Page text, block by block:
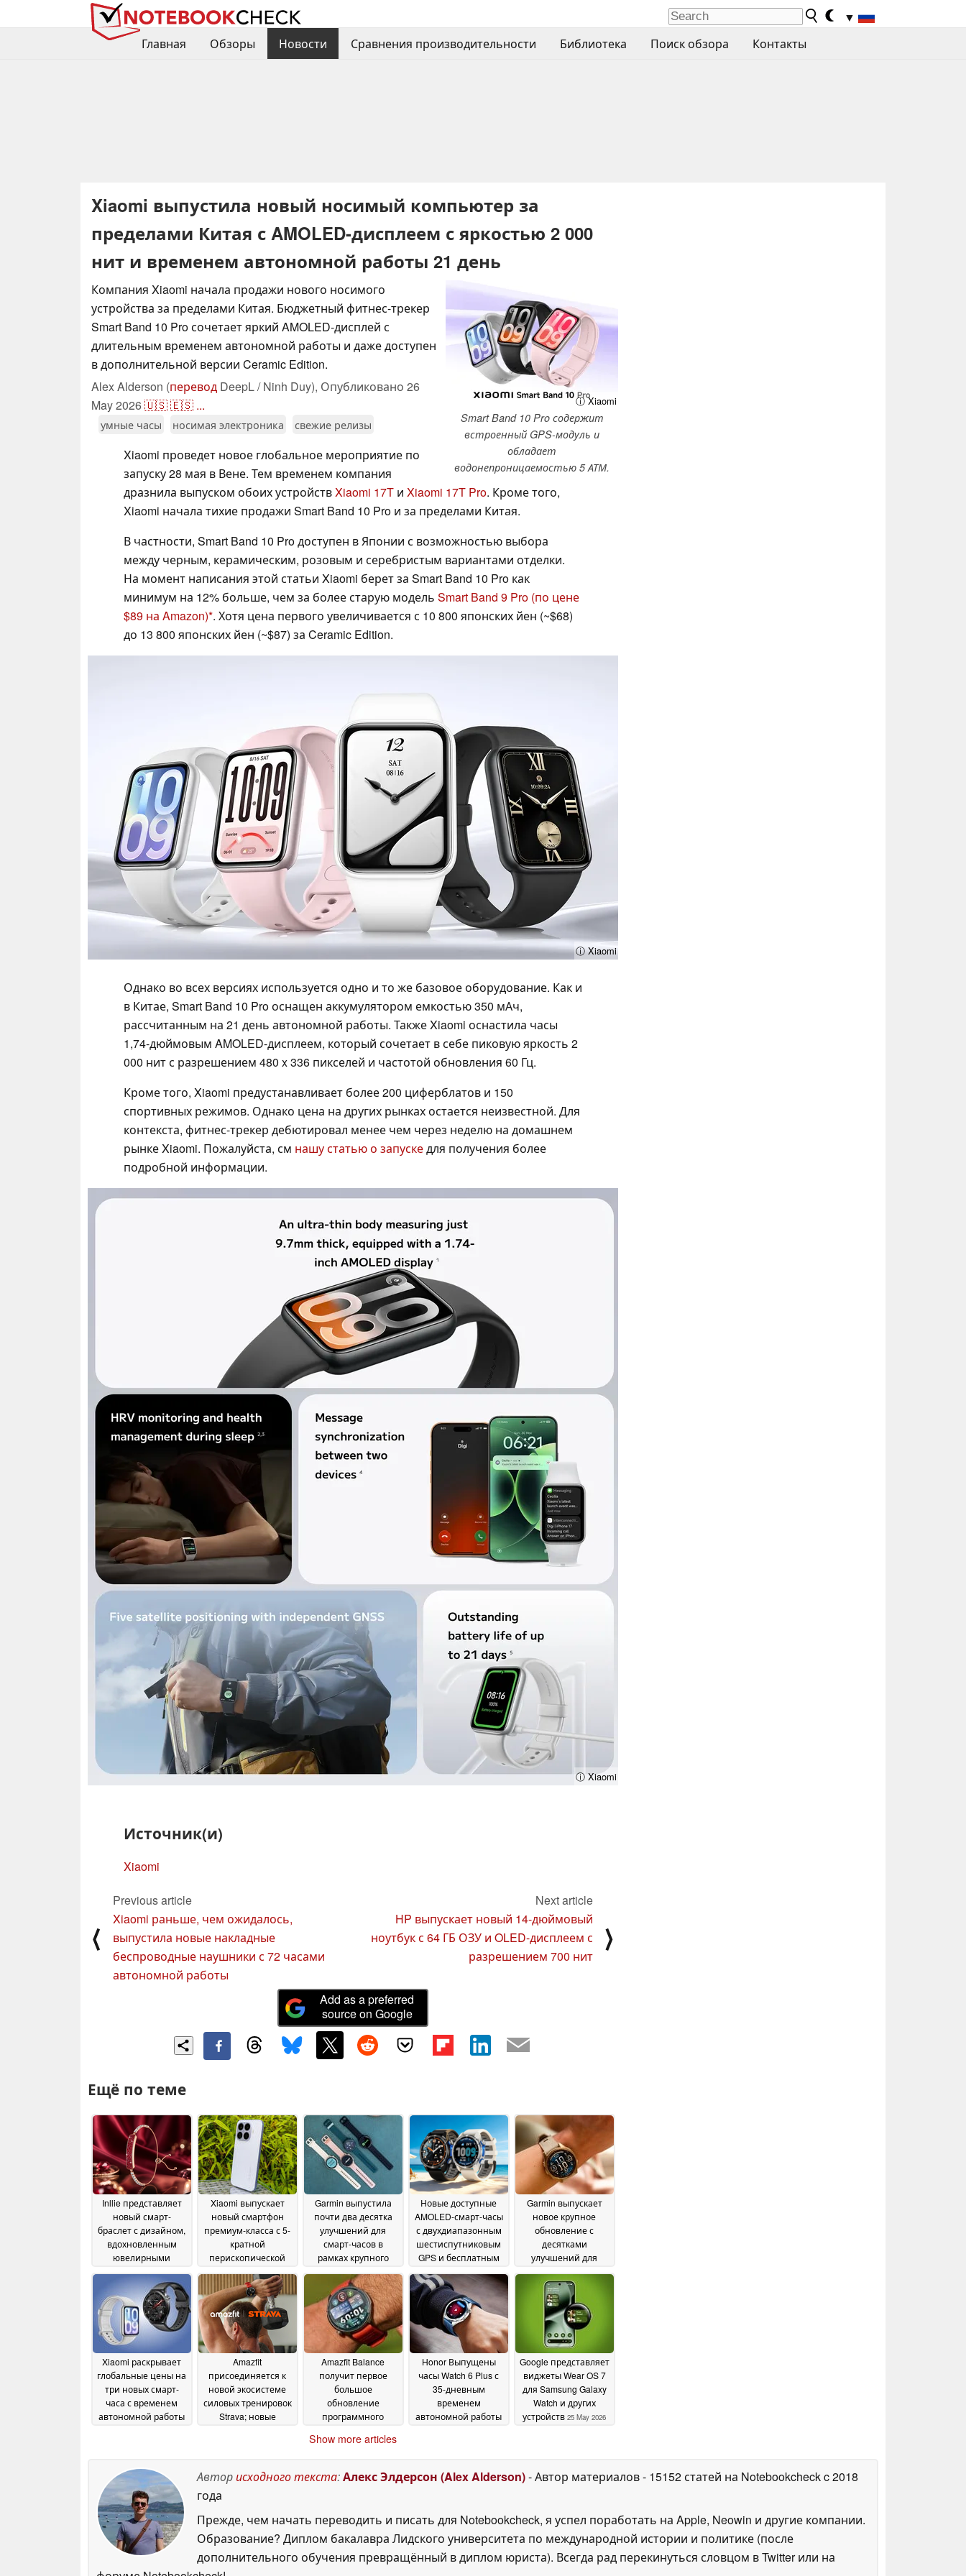
▼
Главная
Обзоры Новости Сравнения производительности Библиотека Поиск обзора Контакты
Xiaomi выпустила новый носимый компьютер за
пределами Китая с AMOLED-дисплеем с яркостью 2 000
нит и временем автономной работы 21 день
ⓘ Xiaomi
Smart Band 10 Pro содержит
встроенный GPS-модуль и
обладает
водонепроницаемостью 5 АТМ.
Компания Xiaomi начала продажи нового носимого
устройства за пределами Китая. Бюджетный фитнес-трекер
Smart Band 10 Pro сочетает яркий AMOLED-дисплей с
длительным временем автономной работы и даже доступен
в дополнительной версии Ceramic Edition.
Alex Alderson (перевод DeepL / Ninh Duy), Опубликовано 26
May 2026🇺🇸🇪🇸 ...
умные часы носимая электроника свежие релизы
Xiaomi проведет новое глобальное мероприятие по
запуску 28 мая в Вене. Тем временем компания
дразнила выпуском обоих устройствXiaomi 17T и Xiaomi 17T Pro. Кроме того,
Xiaomi начала тихие продажи Smart Band 10 Pro и за пределами Китая.
В частности, Smart Band 10 Pro доступен в Японии с возможностью выбора
между черным, керамическим, розовым и серебристым вариантами отделки.
На момент написания этой статьи Xiaomi берет за Smart Band 10 Pro как
минимум на 12% больше, чем за более старую модель Smart Band 9 Pro (по цене
$89 на Amazon) . Хотя цена первого увеличивается с 10 800 японских йен (~$68)
до 13 800 японских йен (~$87) за Ceramic Edition.
ⓘ Xiaomi
Однако во всех версиях используется одно и то же базовое оборудование. Как и
в Китае, Smart Band 10 Pro оснащен аккумулятором емкостью 350 мАч,
рассчитанным на 21 день автономной работы. Также Xiaomi оснастила часы
1,74-дюймовым AMOLED-дисплеем, который сочетает в себе пиковую яркость 2
000 нит с разрешением 480 x 336 пикселей и частотой обновления 60 Гц.
Кроме того, Xiaomi предустанавливает более 200 циферблатов и 150
спортивных режимов. Однако цена на других рынках остается неизвестной. Для
контекста, фитнес-трекер дебютировал менее чем через неделю на домашнем
рынке Xiaomi. Пожалуйста, см нашу статью о запускедля получения более
подробной информации.
ⓘ Xiaomi
Источник(и)
Xiaomi
⟨
Previous article
Xiaomi раньше, чем ожидалось,
выпустила новые накладные
беспроводные наушники с 72 часами
автономной работы
Next article
HP выпускает новый 14-дюймовый
ноутбук с 64 ГБ ОЗУ и OLED-дисплеем с
разрешением 700 нит
⟩
Add as a preferred
source on Google
Ещё по теме
Inllie представляет
новый смарт-
браслет с дизайном,
вдохновленным
ювелирными
стартовой скидкой09
June 2026
Xiaomi выпускает
новый смартфон
премиум-класса с 5-
кратной
перископической
аккумулятором на 6
500 мАч28 May 2026
Garmin выпустила
почти два десятка
улучшений для
смарт-часов в
рамках крупного
28 May
2026
Новые доступные
AMOLED-смарт-часы
с двухдиапазонным
шестиспутниковым
GPS и бесплатным
нержавеющей стали
27 May 2026
Garmin выпускает
новое крупное
обновление с
десятками
улучшений для
смарт-часов
2026
Xiaomi раскрывает
глобальные цены на
три новых смарт-
часа с временем
автономной работы
Amazfit
присоединяется к
новой экосистеме
силовых тренировок
Strava; новые
Amazfit Balance
получит первое
большое
обновление
программного
несколько месяцев
Honor Выпущены
часы Watch 6 Plus с
35-дневным
временем
автономной работы
Google представляет
виджеты Wear OS 7
для Samsung Galaxy
Watch и других
устройств 25 May 2026
Show more articles
Авторисходного текста:Алекс Элдерсон (Alex Alderson)- Автор материалов- 15152 статей на Notebookcheckc 2018
года
Прежде, чем начать переводить и писать для Notebookcheck, я успел поработать на Apple, Neowin и другие компании.
Образование? Диплом бакалавра Лидского университета по международной истории и политике (после
дополнительного обучения превращённый в диплом юриста). Всегда рад перекинуться словцом в Twitter или на